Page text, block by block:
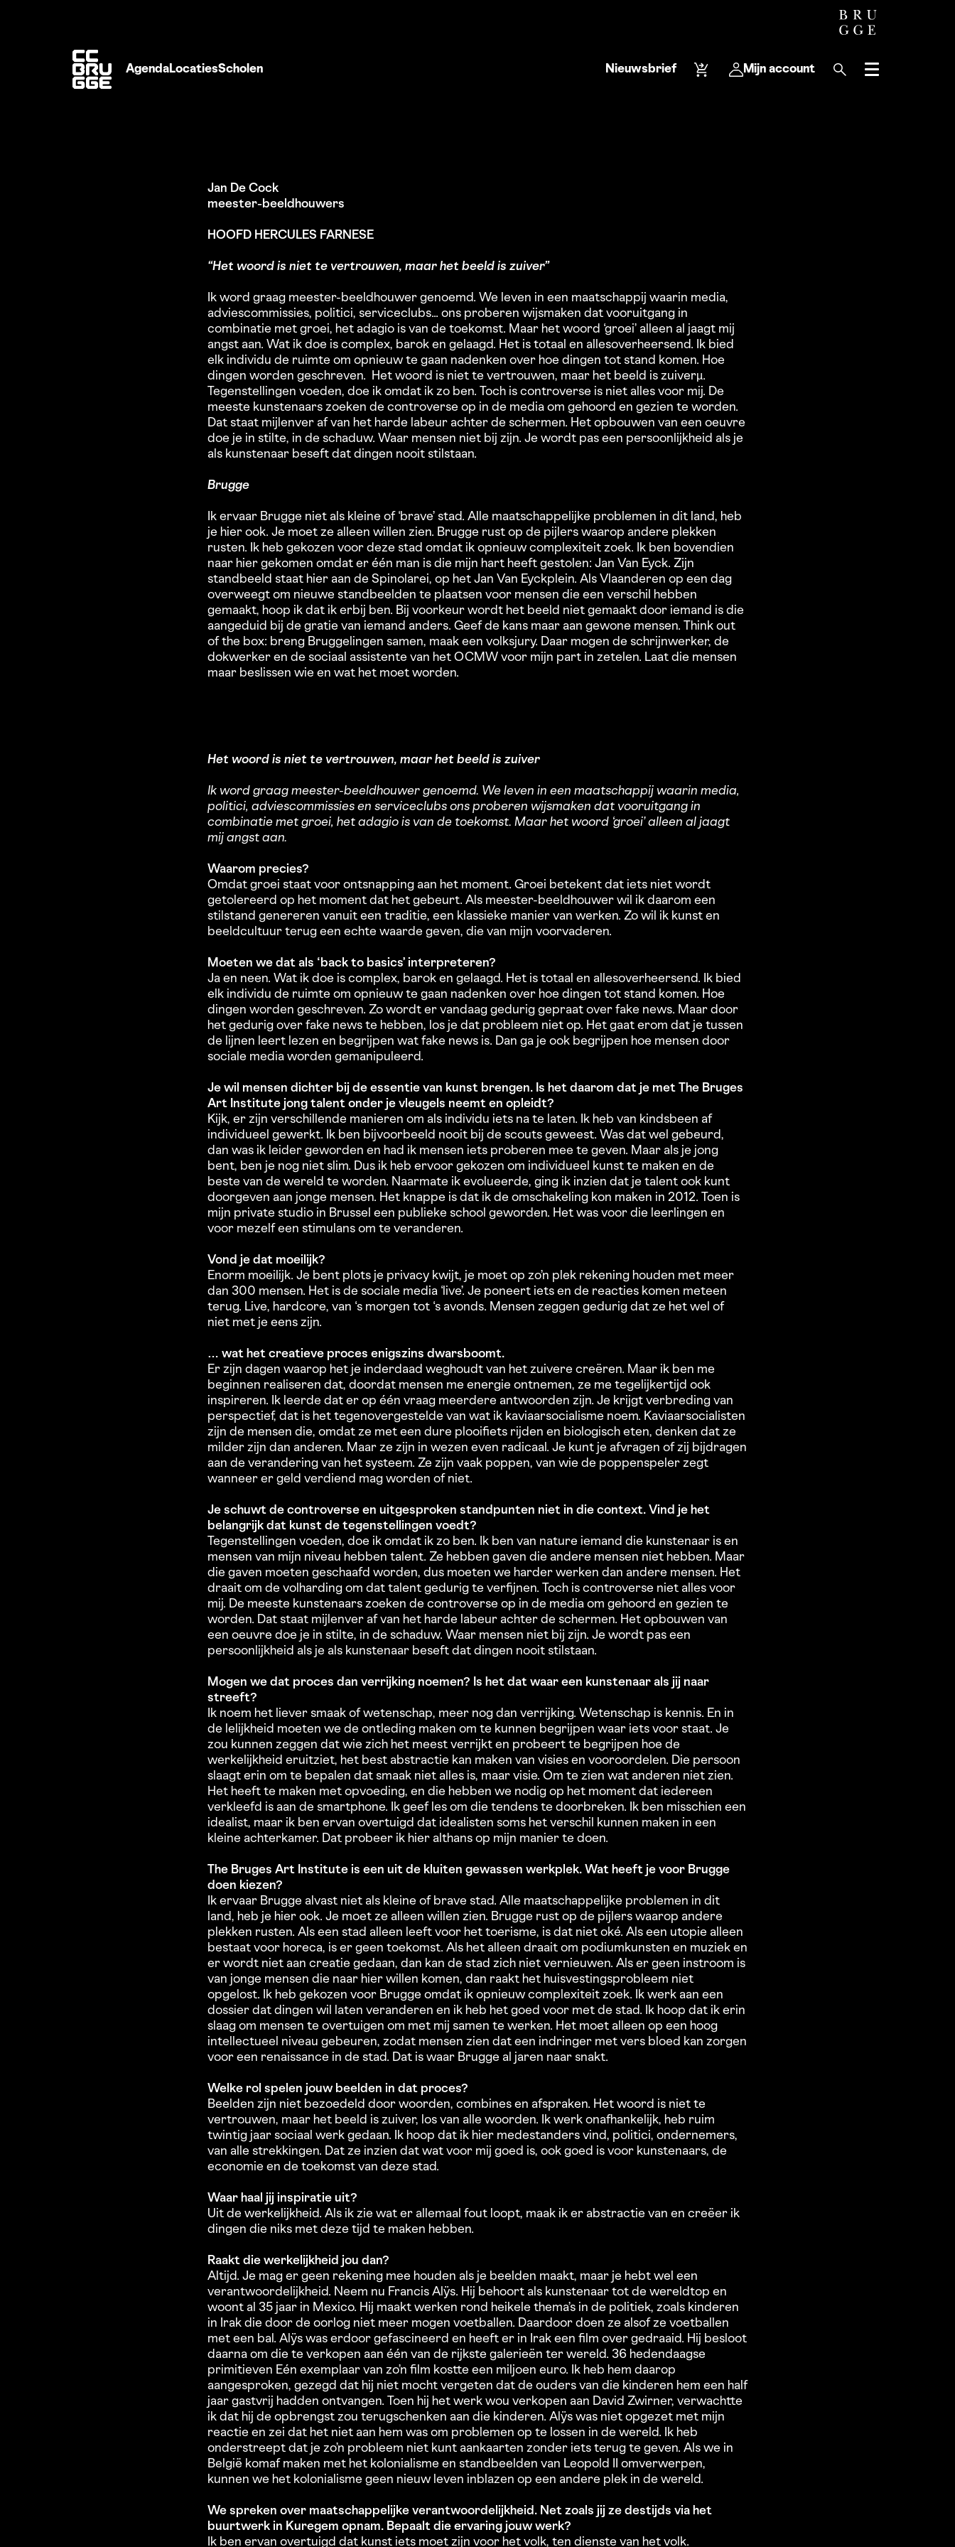
Agenda LocatiesScholen Nieuwsbrief Mijn account Menu
Jan De Cock
meester-beeldhouwers
HOOFD HERCULES FARNESE
“Het woord is niet te vertrouwen, maar het beeld is zuiver”
Ik word graag meester-beeldhouwer genoemd. We leven in een maatschappij waarin media,
adviescommissies, politici, serviceclubs... ons proberen wijsmaken dat vooruitgang in
combinatie met groei, het adagio is van de toekomst. Maar het woord ‘groei’ alleen al jaagt mij
angst aan. Wat ik doe is complex, barok en gelaagd. Het is totaal en allesoverheersend. Ik bied
elk individu de ruimte om opnieuw te gaan nadenken over hoe dingen tot stand komen. Hoe
dingen worden geschreven. Het woord is niet te vertrouwen, maar het beeld is zuiverµ.
Tegenstellingen voeden, doe ik omdat ik zo ben. Toch is controverse is niet alles voor mij. De
meeste kunstenaars zoeken de controverse op in de media om gehoord en gezien te worden.
Dat staat mijlenver af van het harde labeur achter de schermen. Het opbouwen van een oeuvre
doe je in stilte, in de schaduw. Waar mensen niet bij zijn. Je wordt pas een persoonlijkheid als je
als kunstenaar beseft dat dingen nooit stilstaan.
Brugge
Ik ervaar Brugge niet als kleine of ‘brave’ stad. Alle maatschappelijke problemen in dit land, heb
je hier ook. Je moet ze alleen willen zien. Brugge rust op de pijlers waarop andere plekken
rusten. Ik heb gekozen voor deze stad omdat ik opnieuw complexiteit zoek. Ik ben bovendien
naar hier gekomen omdat er één man is die mijn hart heeft gestolen: Jan Van Eyck. Zijn
standbeeld staat hier aan de Spinolarei, op het Jan Van Eyckplein. Als Vlaanderen op een dag
overweegt om nieuwe standbeelden te plaatsen voor mensen die een verschil hebben
gemaakt, hoop ik dat ik erbij ben. Bij voorkeur wordt het beeld niet gemaakt door iemand is die
aangeduid bij de gratie van iemand anders. Geef de kans maar aan gewone mensen. Think out
of the box: breng Bruggelingen samen, maak een volksjury. Daar mogen de schrijnwerker, de
dokwerker en de sociaal assistente van het OCMW voor mijn part in zetelen. Laat die mensen
maar beslissen wie en wat het moet worden.
Het woord is niet te vertrouwen, maar het beeld is zuiver
Ik word graag meester-beeldhouwer genoemd. We leven in een maatschappij waarin media,
politici, adviescommissies en serviceclubs ons proberen wijsmaken dat vooruitgang in
combinatie met groei, het adagio is van de toekomst. Maar het woord ‘groei’ alleen al jaagt
mij angst aan.
Waarom precies?
Omdat groei staat voor ontsnapping aan het moment. Groei betekent dat iets niet wordt
getolereerd op het moment dat het gebeurt. Als meester-beeldhouwer wil ik daarom een
stilstand genereren vanuit een traditie, een klassieke manier van werken. Zo wil ik kunst en
beeldcultuur terug een echte waarde geven, die van mijn voorvaderen.
Moeten we dat als ‘back to basics’ interpreteren?
Ja en neen. Wat ik doe is complex, barok en gelaagd. Het is totaal en allesoverheersend. Ik bied
elk individu de ruimte om opnieuw te gaan nadenken over hoe dingen tot stand komen. Hoe
dingen worden geschreven. Zo wordt er vandaag gedurig gepraat over fake news. Maar door
het gedurig over fake news te hebben, los je dat probleem niet op. Het gaat erom dat je tussen
de lijnen leert lezen en begrijpen wat fake news is. Dan ga je ook begrijpen hoe mensen door
sociale media worden gemanipuleerd.
Je wil mensen dichter bij de essentie van kunst brengen. Is het daarom dat je met The Bruges
Art Institute jong talent onder je vleugels neemt en opleidt?
Kijk, er zijn verschillende manieren om als individu iets na te laten. Ik heb van kindsbeen af
individueel gewerkt. Ik ben bijvoorbeeld nooit bij de scouts geweest. Was dat wel gebeurd,
dan was ik leider geworden en had ik mensen iets proberen mee te geven. Maar als je jong
bent, ben je nog niet slim. Dus ik heb ervoor gekozen om individueel kunst te maken en de
beste van de wereld te worden. Naarmate ik evolueerde, ging ik inzien dat je talent ook kunt
doorgeven aan jonge mensen. Het knappe is dat ik de omschakeling kon maken in 2012. Toen is
mijn private studio in Brussel een publieke school geworden. Het was voor die leerlingen en
voor mezelf een stimulans om te veranderen.
Vond je dat moeilijk?
Enorm moeilijk. Je bent plots je privacy kwijt, je moet op zo’n plek rekening houden met meer
dan 300 mensen. Het is de sociale media ‘live’. Je poneert iets en de reacties komen meteen
terug. Live, hardcore, van ‘s morgen tot ‘s avonds. Mensen zeggen gedurig dat ze het wel of
niet met je eens zijn.
… wat het creatieve proces enigszins dwarsboomt.
Er zijn dagen waarop het je inderdaad weghoudt van het zuivere creëren. Maar ik ben me
beginnen realiseren dat, doordat mensen me energie ontnemen, ze me tegelijkertijd ook
inspireren. Ik leerde dat er op één vraag meerdere antwoorden zijn. Je krijgt verbreding van
perspectief, dat is het tegenovergestelde van wat ik kaviaarsocialisme noem. Kaviaarsocialisten
zijn de mensen die, omdat ze met een dure plooifiets rijden en biologisch eten, denken dat ze
milder zijn dan anderen. Maar ze zijn in wezen even radicaal. Je kunt je afvragen of zij bijdragen
aan de verandering van het systeem. Ze zijn vaak poppen, van wie de poppenspeler zegt
wanneer er geld verdiend mag worden of niet.
Je schuwt de controverse en uitgesproken standpunten niet in die context. Vind je het
belangrijk dat kunst de tegenstellingen voedt?
Tegenstellingen voeden, doe ik omdat ik zo ben. Ik ben van nature iemand die kunstenaar is en
mensen van mijn niveau hebben talent. Ze hebben gaven die andere mensen niet hebben. Maar
die gaven moeten geschaafd worden, dus moeten we harder werken dan andere mensen. Het
draait om de volharding om dat talent gedurig te verfijnen. Toch is controverse niet alles voor
mij. De meeste kunstenaars zoeken de controverse op in de media om gehoord en gezien te
worden. Dat staat mijlenver af van het harde labeur achter de schermen. Het opbouwen van
een oeuvre doe je in stilte, in de schaduw. Waar mensen niet bij zijn. Je wordt pas een
persoonlijkheid als je als kunstenaar beseft dat dingen nooit stilstaan.
Mogen we dat proces dan verrijking noemen? Is het dat waar een kunstenaar als jij naar
streeft?
Ik noem het liever smaak of wetenschap, meer nog dan verrijking. Wetenschap is kennis. En in
de lelijkheid moeten we de ontleding maken om te kunnen begrijpen waar iets voor staat. Je
zou kunnen zeggen dat wie zich het meest verrijkt en probeert te begrijpen hoe de
werkelijkheid eruitziet, het best abstractie kan maken van visies en vooroordelen. Die persoon
slaagt erin om te bepalen dat smaak niet alles is, maar visie. Om te zien wat anderen niet zien.
Het heeft te maken met opvoeding, en die hebben we nodig op het moment dat iedereen
verkleefd is aan de smartphone. Ik geef les om die tendens te doorbreken. Ik ben misschien een
idealist, maar ik ben ervan overtuigd dat idealisten soms het verschil kunnen maken in een
kleine achterkamer. Dat probeer ik hier althans op mijn manier te doen.
The Bruges Art Institute is een uit de kluiten gewassen werkplek. Wat heeft je voor Brugge
doen kiezen?
Ik ervaar Brugge alvast niet als kleine of brave stad. Alle maatschappelijke problemen in dit
land, heb je hier ook. Je moet ze alleen willen zien. Brugge rust op de pijlers waarop andere
plekken rusten. Als een stad alleen leeft voor het toerisme, is dat niet oké. Als een utopie alleen
bestaat voor horeca, is er geen toekomst. Als het alleen draait om podiumkunsten en muziek en
er wordt niet aan creatie gedaan, dan kan de stad zich niet vernieuwen. Als er geen instroom is
van jonge mensen die naar hier willen komen, dan raakt het huisvestingsprobleem niet
opgelost. Ik heb gekozen voor Brugge omdat ik opnieuw complexiteit zoek. Ik werk aan een
dossier dat dingen wil laten veranderen en ik heb het goed voor met de stad. Ik hoop dat ik erin
slaag om mensen te overtuigen om met mij samen te werken. Het moet alleen op een hoog
intellectueel niveau gebeuren, zodat mensen zien dat een indringer met vers bloed kan zorgen
voor een renaissance in de stad. Dat is waar Brugge al jaren naar snakt.
Welke rol spelen jouw beelden in dat proces?
Beelden zijn niet bezoedeld door woorden, combines en afspraken. Het woord is niet te
vertrouwen, maar het beeld is zuiver, los van alle woorden. Ik werk onafhankelijk, heb ruim
twintig jaar sociaal werk gedaan. Ik hoop dat ik hier medestanders vind, politici, ondernemers,
van alle strekkingen. Dat ze inzien dat wat voor mij goed is, ook goed is voor kunstenaars, de
economie en de toekomst van deze stad.
Waar haal jij inspiratie uit?
Uit de werkelijkheid. Als ik zie wat er allemaal fout loopt, maak ik er abstractie van en creëer ik
dingen die niks met deze tijd te maken hebben.
Raakt die werkelijkheid jou dan?
Altijd. Je mag er geen rekening mee houden als je beelden maakt, maar je hebt wel een
verantwoordelijkheid. Neem nu Francis Alÿs. Hij behoort als kunstenaar tot de wereldtop en
woont al 35 jaar in Mexico. Hij maakt werken rond heikele thema’s in de politiek, zoals kinderen
in Irak die door de oorlog niet meer mogen voetballen. Daardoor doen ze alsof ze voetballen
met een bal. Alÿs was erdoor gefascineerd en heeft er in Irak een film over gedraaid. Hij besloot
daarna om die te verkopen aan één van de rijkste galerieën ter wereld. 36 hedendaagse
primitieven Eén exemplaar van zo’n film kostte een miljoen euro. Ik heb hem daarop
aangesproken, gezegd dat hij niet mocht vergeten dat de ouders van die kinderen hem een half
jaar gastvrij hadden ontvangen. Toen hij het werk wou verkopen aan David Zwirner, verwachtte
ik dat hij de opbrengst zou terugschenken aan die kinderen. Alÿs was niet opgezet met mijn
reactie en zei dat het niet aan hem was om problemen op te lossen in de wereld. Ik heb
onderstreept dat je zo’n probleem niet kunt aankaarten zonder iets terug te geven. Als we in
België komaf maken met het kolonialisme en standbeelden van Leopold II omverwerpen,
kunnen we het kolonialisme geen nieuw leven inblazen op een andere plek in de wereld.
We spreken over maatschappelijke verantwoordelijkheid. Net zoals jij ze destijds via het
buurtwerk in Kuregem opnam. Bepaalt die ervaring jouw werk?
Ik ben ervan overtuigd dat kunst iets moet zijn voor het volk, ten dienste van het volk.